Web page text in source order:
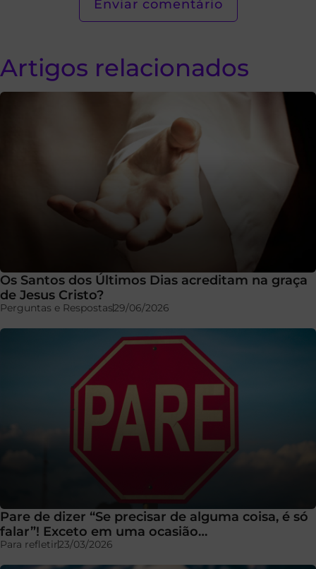
Artigos relacionados
Os Santos dos Últimos Dias acreditam na graça
de Jesus Cristo?
Perguntas e Respostas29/06/2026
Pare de dizer “Se precisar de alguma coisa, é só
falar”! Exceto em uma ocasião…
Para refletir23/03/2026